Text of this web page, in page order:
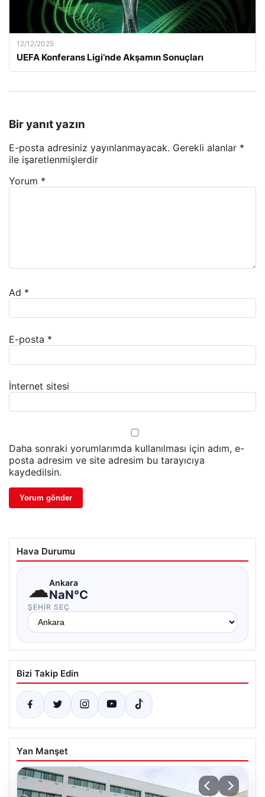
12/12/2025
UEFA Konferans Ligi’nde Akşamın Sonuçları
Bir yanıt yazın
E-posta adresiniz yayınlanmayacak. Gerekli alanlar *
ile işaretlenmişlerdir
Yorum *
Ad *
E-posta *
İnternet sitesi
Daha sonraki yorumlarımda kullanılması için adım, e-
posta adresim ve site adresim bu tarayıcıya
kaydedilsin.
Hava Durumu
☁Ankara
NaN°C
ŞEHIR SEÇ
Bizi Takip Edin
Yan Manşet